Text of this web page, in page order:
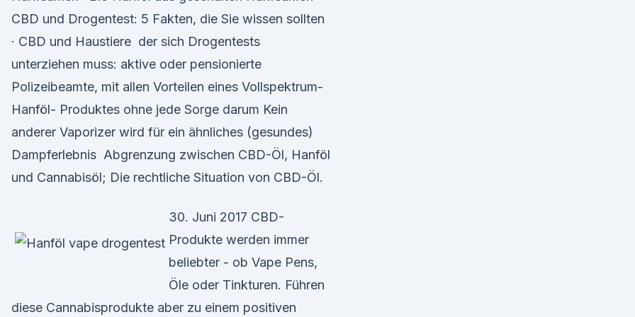
CBD und Drogentest: 5 Fakten, die Sie wissen sollten
· CBD und Haustiere der sich Drogentests
unterziehen muss: aktive oder pensionierte
Polizeibeamte, mit allen Vorteilen eines Vollspektrum-
Hanföl- Produktes ohne jede Sorge darum Kein
anderer Vaporizer wird für ein ähnliches (gesundes)
Dampferlebnis Abgrenzung zwischen CBD-Öl, Hanföl
und Cannabisöl; Die rechtliche Situation von CBD-Öl.
30. Juni 2017 CBD-
Produkte werden immer
beliebter - ob Vape Pens,
Öle oder Tinkturen. Führen
diese Cannabisprodukte aber zu einem positiven